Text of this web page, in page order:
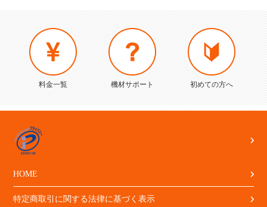
料金一覧 機材サポート 初めての方へ
HOME
特定商取引に関する法律に基づく表示